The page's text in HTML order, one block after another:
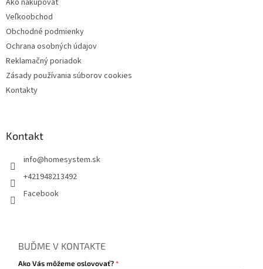
Ako nakupovať
Veľkoobchod
Obchodné podmienky
Ochrana osobných údajov
Reklamačný poriadok
Zásady používania súborov cookies
Kontakty
Kontakt
info@homesystem.sk
+421948213492
Facebook
BUĎME V KONTAKTE
Ako Vás môžeme oslovovať?